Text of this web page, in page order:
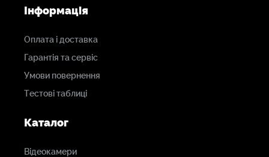
Інформація
Оплата і доставка
Гарантія та сервіс
Умови повернення
Тестові таблиці
Каталог
Відеокамери